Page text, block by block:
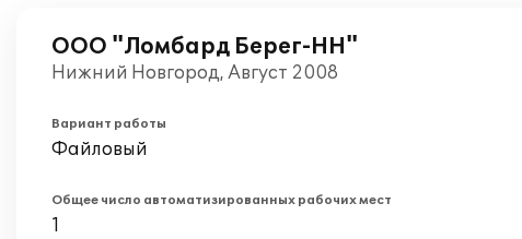
ООО "Ломбард Берег-НН"
Нижний Новгород, Август 2008
Вариант работы
Файловый
Общее число автоматизированных рабочих мест
1